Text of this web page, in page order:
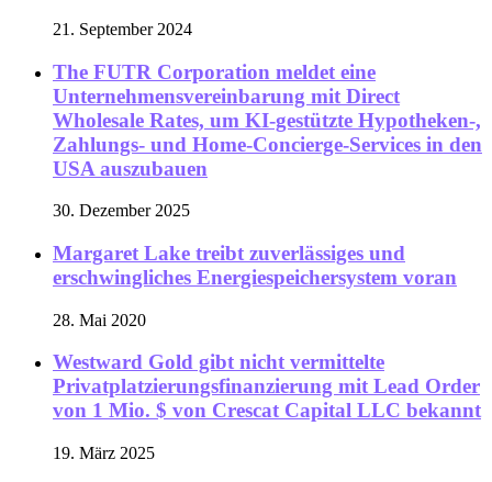
21. September 2024
The FUTR Corporation meldet eine
Unternehmensvereinbarung mit Direct
Wholesale Rates, um KI-gestützte Hypotheken-,
Zahlungs- und Home-Concierge-Services in den
USA auszubauen
30. Dezember 2025
Margaret Lake treibt zuverlässiges und
erschwingliches Energiespeichersystem voran
28. Mai 2020
Westward Gold gibt nicht vermittelte
Privatplatzierungsfinanzierung mit Lead Order
von 1 Mio. $ von Crescat Capital LLC bekannt
19. März 2025